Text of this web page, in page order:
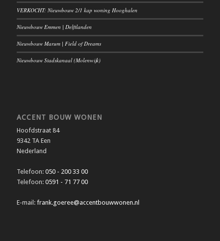
VERKOCHT: Nieuwbouw 2/1 kap woning Hooghalen
Nieuwbouw Emmen | Delftlanden
Nieuwbouw Marum | Field of Dreams
Nieuwbouw Stadskanaal (Molenwijk)
ACCENT BOUW WONEN
Hoofdstraat 84
9342 TA Een
Nederland
Telefoon: 050 - 200 33 00
Telefoon: 0591 - 71 77 00
E-mail: frank.goeree@accentbouwwonen.nl